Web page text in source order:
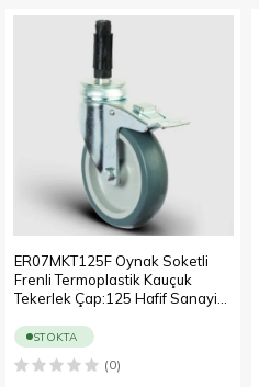
ER07MKT125F Oynak Soketli
Frenli Termoplastik Kauçuk
Tekerlek Çap:125 Hafif Sanayi
Bağlantılı Burçlu Polipropilen
Gri Teker
STOKTA
(0)